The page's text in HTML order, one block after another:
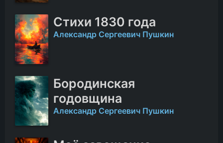
Стихи 1830 года
Александр Сергеевич Пушкин
Бородинская
годовщина
Александр Сергеевич Пушкин